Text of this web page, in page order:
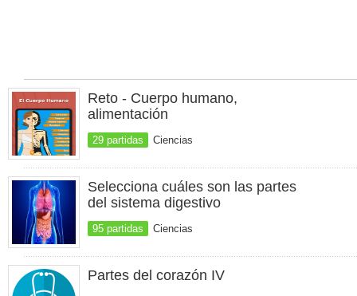
Reto - Cuerpo humano,
alimentación
29 partidas Ciencias
Selecciona cuáles son las partes
del sistema digestivo
95 partidas Ciencias
Partes del corazón IV